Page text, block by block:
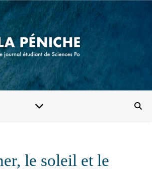
le soleil et le